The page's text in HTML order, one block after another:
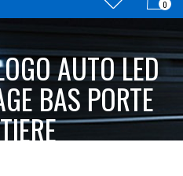
0
AUTO LED
BAS PORTE